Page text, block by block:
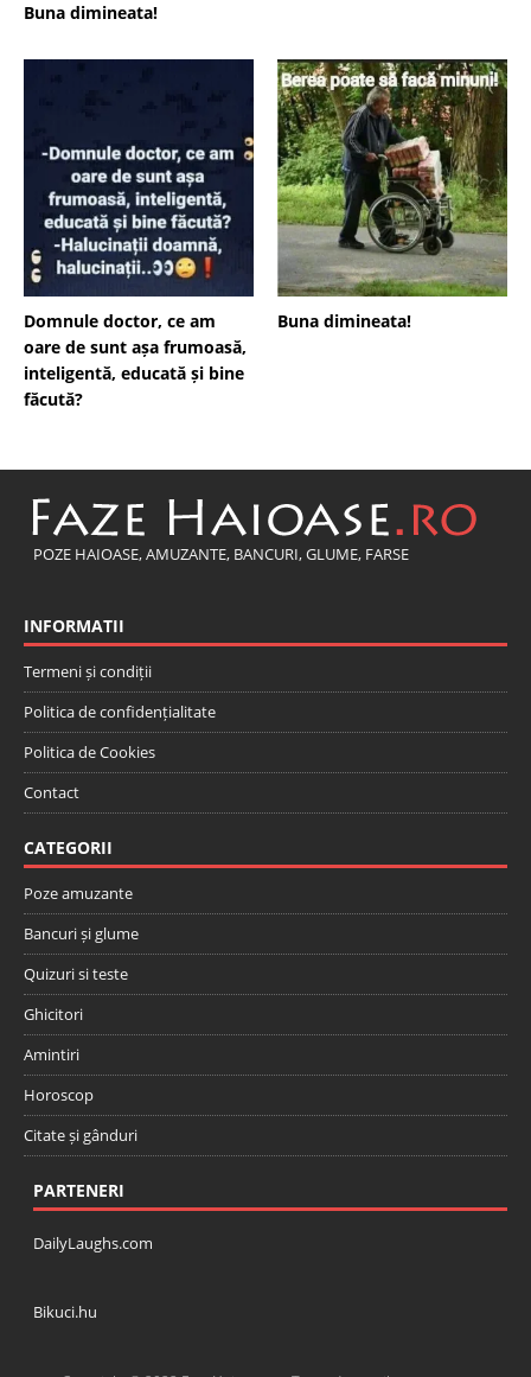
Buna dimineata!
Domnule doctor, ce am
oare de sunt așa frumoasă,
inteligentă, educată și bine
făcută?
Buna dimineata!
POZE HAIOASE, AMUZANTE, BANCURI, GLUME, FARSE
INFORMATII
Termeni și condiții
Politica de confidențialitate
Politica de Cookies
Contact
CATEGORII
Poze amuzante
Bancuri și glume
Quizuri si teste
Ghicitori
Amintiri
Horoscop
Citate și gânduri
PARTENERI
DailyLaughs.com
Bikuci.hu